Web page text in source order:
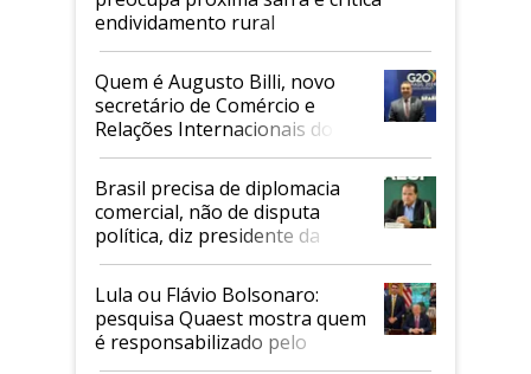
endividamento rural
Quem é Augusto Billi, novo
secretário de Comércio e
Relações Internacionais do
Mapa
Brasil precisa de diplomacia
comercial, não de disputa
política, diz presidente da
Faesp
Lula ou Flávio Bolsonaro:
pesquisa Quaest mostra quem
é responsabilizado pelo
tarifaço dos EUA